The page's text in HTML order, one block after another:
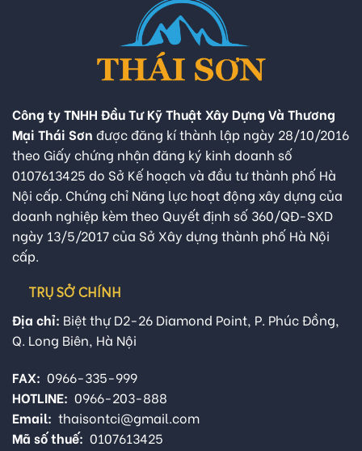
Công ty TNHH Đầu Tư Kỹ Thuật Xây Dựng Và Thương
Mại Thái Sơn được đăng kí thành lập ngày 28/10/2016
theo Giấy chứng nhận đăng ký kinh doanh số
0107613425 do Sở Kế hoạch và đầu tư thành phố Hà
Nội cấp. Chứng chỉ Năng lực hoạt động xây dựng của
doanh nghiệp kèm theo Quyết định số 360/QĐ-SXD
ngày 13/5/2017 của Sở Xây dựng thành phố Hà Nội
cấp.
TRỤ SỞ CHÍNH
Địa chỉ: Biệt thự D2-26 Diamond Point, P. Phúc Đồng,
Q. Long Biên, Hà Nội
FAX: 0966-335-999
HOTLINE: 0966-203-888
Email: thaisontci@gmail.com
Mã số thuế: 0107613425